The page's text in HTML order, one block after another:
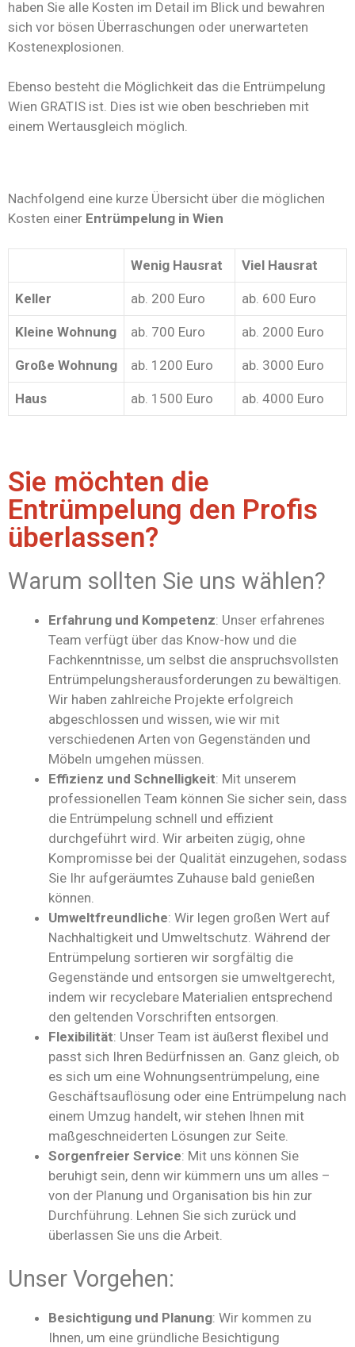
haben Sie alle Kosten im Detail im Blick und bewahren
sich vor bösen Überraschungen oder unerwarteten
Kostenexplosionen.
Ebenso besteht die Möglichkeit das die Entrümpelung
Wien GRATIS ist. Dies ist wie oben beschrieben mit
einem Wertausgleich möglich.
Nachfolgend eine kurze Übersicht über die möglichen
Kosten einer Entrümpelung in Wien
Wenig Hausrat Viel Hausrat
Keller ab. 200 Euro ab. 600 Euro
Kleine Wohnung ab. 700 Euro ab. 2000 Euro
Große Wohnung ab. 1200 Euro ab. 3000 Euro
Haus ab. 1500 Euro ab. 4000 Euro
Sie möchten die
Entrümpelung den Profis
überlassen?
Warum sollten Sie uns wählen?
Erfahrung und Kompetenz: Unser erfahrenes
Team verfügt über das Know-how und die
Fachkenntnisse, um selbst die anspruchsvollsten
Entrümpelungsherausforderungen zu bewältigen.
Wir haben zahlreiche Projekte erfolgreich
abgeschlossen und wissen, wie wir mit
verschiedenen Arten von Gegenständen und
Möbeln umgehen müssen.
Effizienz und Schnelligkeit: Mit unserem
professionellen Team können Sie sicher sein, dass
die Entrümpelung schnell und effizient
durchgeführt wird. Wir arbeiten zügig, ohne
Kompromisse bei der Qualität einzugehen, sodass
Sie Ihr aufgeräumtes Zuhause bald genießen
können.
Umweltfreundliche: Wir legen großen Wert auf
Nachhaltigkeit und Umweltschutz. Während der
Entrümpelung sortieren wir sorgfältig die
Gegenstände und entsorgen sie umweltgerecht,
indem wir recyclebare Materialien entsprechend
den geltenden Vorschriften entsorgen.
Flexibilität: Unser Team ist äußerst flexibel und
passt sich Ihren Bedürfnissen an. Ganz gleich, ob
es sich um eine Wohnungsentrümpelung, eine
Geschäftsauflösung oder eine Entrümpelung nach
einem Umzug handelt, wir stehen Ihnen mit
maßgeschneiderten Lösungen zur Seite.
Sorgenfreier Service: Mit uns können Sie
beruhigt sein, denn wir kümmern uns um alles –
von der Planung und Organisation bis hin zur
Durchführung. Lehnen Sie sich zurück und
überlassen Sie uns die Arbeit.
Unser Vorgehen:
Besichtigung und Planung: Wir kommen zu
Ihnen, um eine gründliche Besichtigung